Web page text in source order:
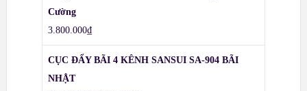
Cường
3.800.000₫
CỤC ĐẨY BÃI 4 KÊNH SANSUI SA-904 BÃI
NHẬT